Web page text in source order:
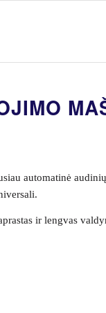
automatinė
ir lengvas